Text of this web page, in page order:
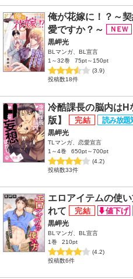
俺が花嫁に！？～
愛ですか？～
黒岬光
BLマンガ、BL宣言
1～32巻
75pt～150pt
(3.9)
投稿数18件
冷酷課長の脳内はH
版】
黒岬光
TLマンガ、恋愛宣言
1～4巻
650pt～700pt
(4.2)
投稿数33件
エロアイテムの使
れて
黒岬光
BLマンガ、BL宣言
1巻
210pt
(4.2)
投稿数6件